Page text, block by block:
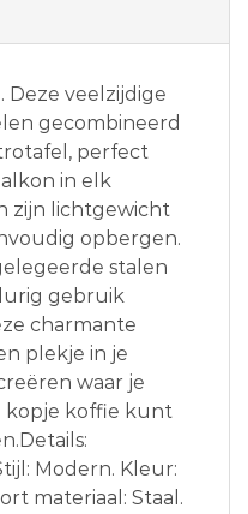
Deze veelzijdige
gecombineerd
perfect
in elk
zijn lichtgewicht
opbergen.
stalen
gebruik
charmante
plekje in je
waar je
kopje koffie kunt
Modern. Kleur:
materiaal: Staal.